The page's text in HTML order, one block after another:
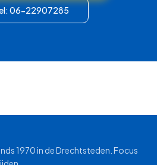
06-22907285
1970 in de Drechtsteden. Focus